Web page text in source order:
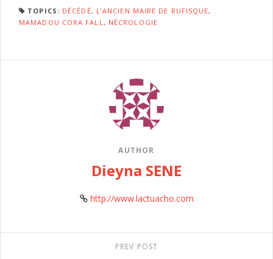
TOPICS: DÉCÉDÉ, L’ANCIEN MAIRE DE RUFISQUE,
MAMADOU CORA FALL, NÉCROLOGIE
AUTHOR
Dieyna SENE
http://www.lactuacho.com
PREV POST